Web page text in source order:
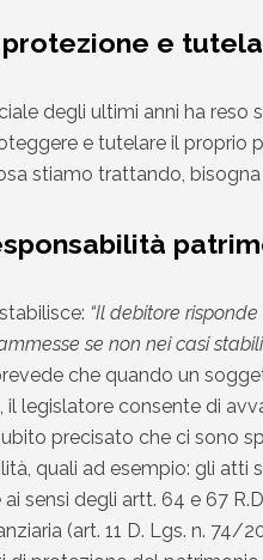
e
degli ultimi anni ha
e tutelare il proprio
stiamo trattando,
“Il debitore
se non nei casi
che quando un
legislatore consente di
precisato che ci sono
quali ad esempio: gli atti
sensi degli artt. 64 e 67
(art. 11 D. Lgs. n. 74/